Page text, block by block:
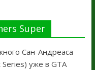
Super
Сан-Андреаса
уже в GTA